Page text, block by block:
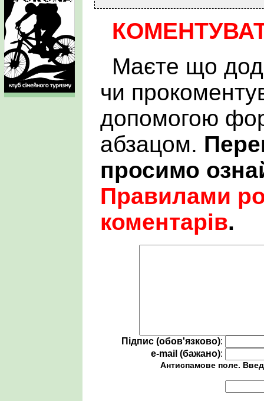
Маєте що
чи
допомогою
абзацом.
просимо
Правилами
коментарів.
Підпис (обов'язково):
e-mail (бажано):
Антиспамове поле.